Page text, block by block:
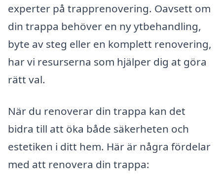
experter på trapprenovering. Oavsett om
din trappa behöver en ny ytbehandling,
byte av steg eller en komplett renovering,
har vi resurserna som hjälper dig at göra
rätt val.
När du renoverar din trappa kan det
bidra till att öka både säkerheten och
estetiken i ditt hem. Här är några fördelar
med att renovera din trappa: